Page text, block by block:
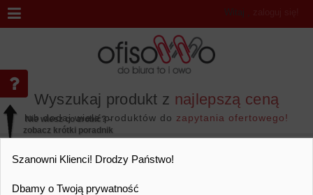
Wyszukaj produkt z najlepszą ceną
lub dodaj wiele produktów do zapytania ofertowego!
Witaj ,
Nie wiesz co zrobić? -
zobacz krótki poradnik
Szanowni Klienci! Drodzy Państwo!
Dbamy o Twoją prywatność